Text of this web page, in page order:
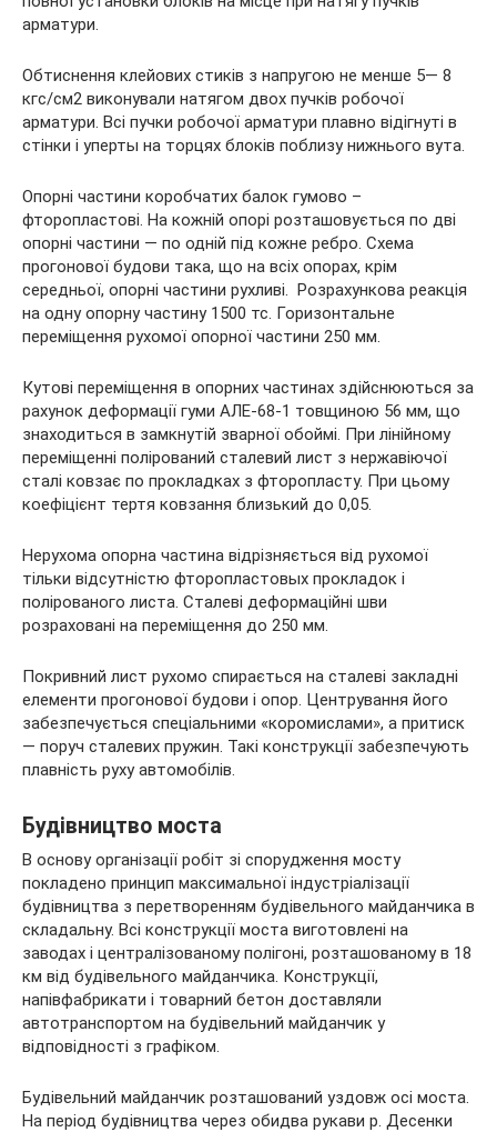
арматури.
Обтиснення клейових стиків з напругою не менше 5— 8
кгс/см2 виконували натягом двох пучків робочої
арматури. Всі пучки робочої арматури плавно відігнуті в
стінки і уперты на торцях блоків поблизу нижнього вута.
Опорні частини коробчатих балок гумово –
фторопластові. На кожній опорі розташовується по дві
опорні частини — по одній під кожне ребро. Схема
прогонової будови така, що на всіх опорах, крім
середньої, опорні частини рухливі.
Розрахункова реакція
на одну опорну частину 1500 тс. Горизонтальне
переміщення рухомої опорної частини 250 мм.
Кутові переміщення в опорних частинах здійснюються за
рахунок деформації гуми АЛЕ-68-1 товщиною 56 мм, що
знаходиться в замкнутій зварної обоймі. При лінійному
переміщенні полірований сталевий лист з нержавіючої
сталі ковзає по прокладках з фторопласту. При цьому
коефіцієнт тертя ковзання близький до 0,05.
Нерухома опорна частина відрізняється від рухомої
тільки відсутністю фторопластовых прокладок і
полірованого листа. Сталеві деформаційні шви
розраховані на переміщення до 250 мм.
Покривний лист рухомо спирається на сталеві закладні
елементи прогонової будови і опор. Центрування його
забезпечується спеціальними «коромислами», а притиск
— поруч сталевих пружин. Такі конструкції забезпечують
плавність руху автомобілів.
Будівництво моста
В основу організації робіт зі спорудження мосту
покладено принцип максимальної індустріалізації
будівництва з перетворенням будівельного майданчика в
складальну. Всі конструкції моста виготовлені на
заводах і централізованому полігоні, розташованому в 18
км від будівельного майданчика. Конструкції,
напівфабрикати і товарний бетон доставляли
автотранспортом на будівельний майданчик у
відповідності з графіком.
Будівельний майданчик розташований уздовж осі моста.
На період будівництва через обидва рукави р. Десенки